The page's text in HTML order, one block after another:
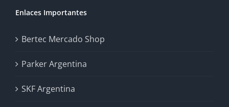
Enlaces Importantes
Bertec Mercado Shop
Parker Argentina
SKF Argentina